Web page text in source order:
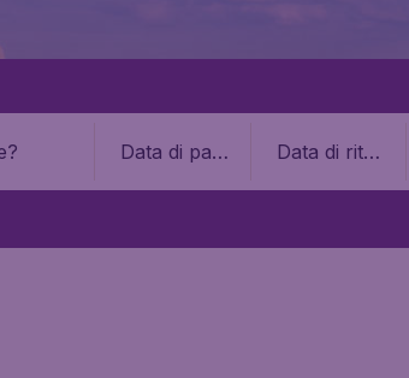
Data di part
Data di ritor